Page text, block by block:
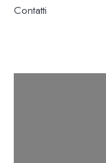
Contatti